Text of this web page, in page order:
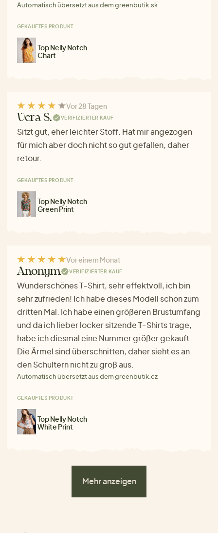
Automatisch übersetzt aus dem greenbutik.sk
GEKAUFTES PRODUKT
Top Nelly Notch
Chart
Vor 28 Tagen
Vera S. VERIFIZIERTER KAUF
Sitzt gut, eher leichter Stoff. Hat mir angezogen
für mich aber doch nicht so gut gefallen, daher
retour.
GEKAUFTES PRODUKT
Top Nelly Notch
Green Print
Vor einem Monat
Anonym VERIFIZIERTER KAUF
Wunderschönes T-Shirt, sehr effektvoll, ich bin
sehr zufrieden! Ich habe dieses Modell schon zum
dritten Mal. Ich habe einen größeren Brustumfang
und da ich lieber locker sitzende T-Shirts trage,
habe ich diesmal eine Nummer größer gekauft.
Die Ärmel sind überschnitten, daher sieht es an
den Schultern nicht zu groß aus.
Automatisch übersetzt aus dem greenbutik.cz
GEKAUFTES PRODUKT
Top Nelly Notch
White Print
Mehr anzeigen